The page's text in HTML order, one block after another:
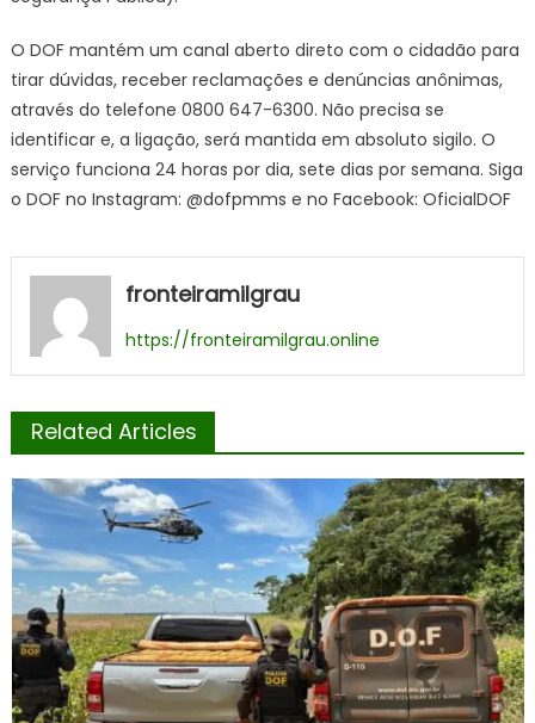
O DOF mantém um canal aberto direto com o cidadão para
tirar dúvidas, receber reclamações e denúncias anônimas,
através do telefone 0800 647-6300. Não precisa se
identificar e, a ligação, será mantida em absoluto sigilo. O
serviço funciona 24 horas por dia, sete dias por semana. Siga
o DOF no Instagram: @dofpmms e no Facebook: OficialDOF
fronteiramilgrau
https://fronteiramilgrau.online
Related Articles